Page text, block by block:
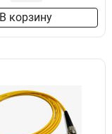
PC-FC/PC 40
LC/PC-SC/PC
APC-FC/UPC 40
APC-LC/UPC 40
SC/UPC-FC/UPC
PC-FC/PC 41
LC/PC-LC/PC 50
В корзину